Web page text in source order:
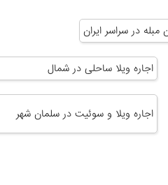
مبله در سراسر ایران
اجاره ویلا ساحلی در شمال
اجاره ویلا و سوئیت در سلمان شهر